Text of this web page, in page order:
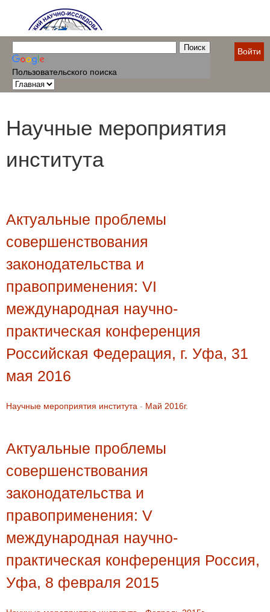
Пользовательского поиска
Войти
Научные мероприятия
института
Актуальные проблемы
совершенствования
законодательства и
правоприменения: VI
международная научно-
практическая конференция
Российская Федерация, г. Уфа, 31
мая 2016
Научные мероприятия института - Май 2016г.
Актуальные проблемы
совершенствования
законодательства и
правоприменения: V
международная научно-
практическая конференция Россия,
Уфа, 8 февраля 2015